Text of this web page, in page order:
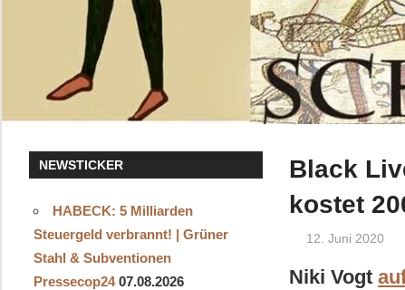
Black
kostet
12. Juni 2020
Niki Vogt
NEWSTICKER
HABECK: 5 Milliarden
Steuergeld verbrannt! | Grüner
Stahl & Subventionen
Pressecop24 07.08.2026